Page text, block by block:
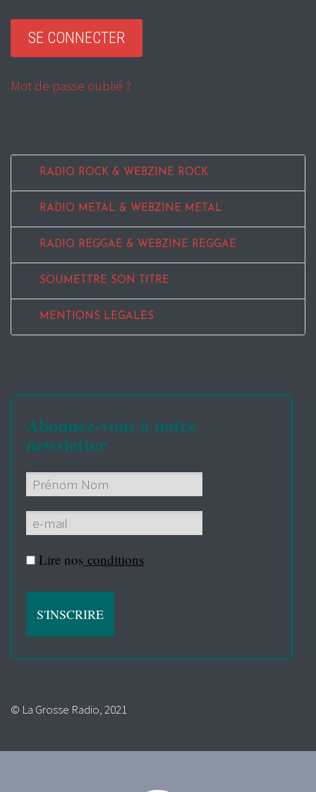
Mot de passe oublié ?
RADIO ROCK & WEBZINE ROCK
RADIO METAL & WEBZINE METAL
RADIO REGGAE & WEBZINE REGGAE
SOUMETTRE SON TITRE
MENTIONS LEGALES
Abonnez-vous à notre
newsletter
Lire nos conditions
© La Grosse Radio, 2021